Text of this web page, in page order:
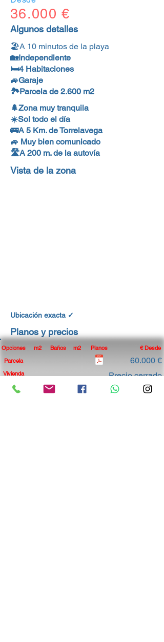
36.000 €
Algunos detalles
🏖A 10 minutos de la playa
🏡Independiente
🛏4 Habitaciones
🚙Garaje
🏞Parcela de 2.600 m2
🌲Zona muy tranquila
☀️Sol todo el día
🚌A 5 Km. de Torrelavega
🚙 Muy bien comunicado
🛣A 200 m. de la autovía
Vista de la zona
Ubicación exacta ✓
Planos y precios
Opciones m2 Baños m2 Planos
€ Desde
Parcela
Vivienda
60.000 €
Precio cerrado
Precios sin impuestos